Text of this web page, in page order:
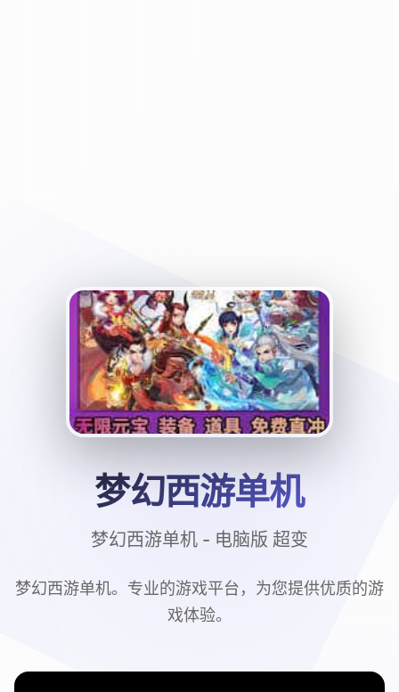
梦幻西游单机
梦幻西游单机 - 电脑版 超变
梦幻西游单机。专业的游戏平台，为您提供优质的游
戏体验。